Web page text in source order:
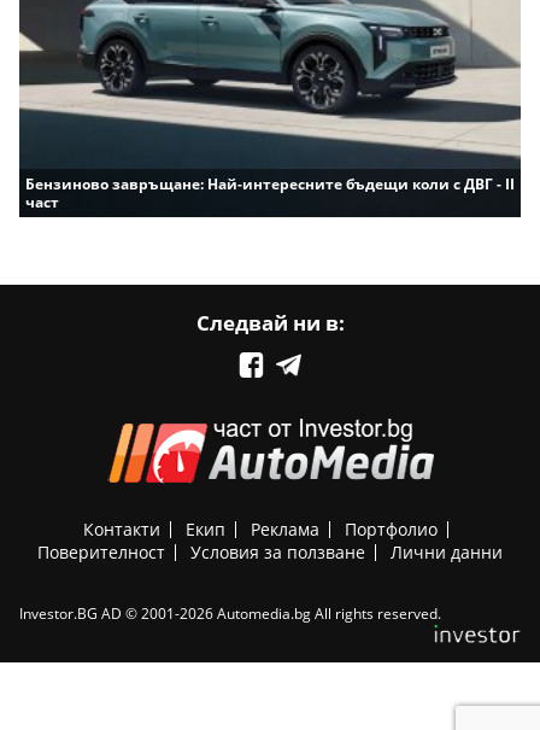
Бензиново завръщане: Най-интересните бъдещи коли с ДВГ - II
част
Следвай ни в:
Контакти Екип Реклама
Портфолио
Поверителност
Условия за ползване Лични данни
Investor.BG AD © 2001-2026 Automedia.bg All rights reserved.